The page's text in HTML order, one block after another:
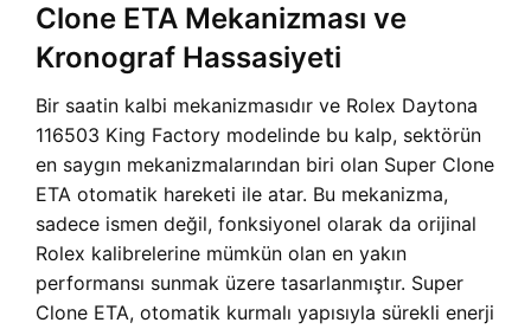
Clone ETA Mekanizması ve
Kronograf Hassasiyeti
Bir saatin kalbi mekanizmasıdır ve Rolex Daytona
116503 King Factory modelinde bu kalp, sektörün
en saygın mekanizmalarından biri olan Super Clone
ETA otomatik hareketi ile atar. Bu mekanizma,
sadece ismen değil, fonksiyonel olarak da orijinal
Rolex kalibrelerine mümkün olan en yakın
performansı sunmak üzere tasarlanmıştır. Super
Clone ETA, otomatik kurmalı yapısıyla sürekli enerji